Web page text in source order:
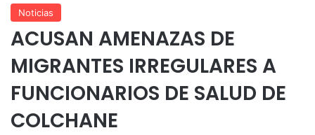
Noticias
ACUSAN AMENAZAS DE
MIGRANTES IRREGULARES A
FUNCIONARIOS DE SALUD DE
COLCHANE